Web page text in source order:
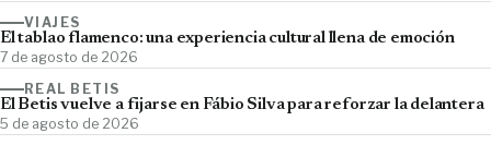
VIAJES
El tablao flamenco: una experiencia cultural llena de emoción
7 de agosto de 2026
REAL BETIS
El Betis vuelve a fijarse en Fábio Silva para reforzar la delantera
5 de agosto de 2026